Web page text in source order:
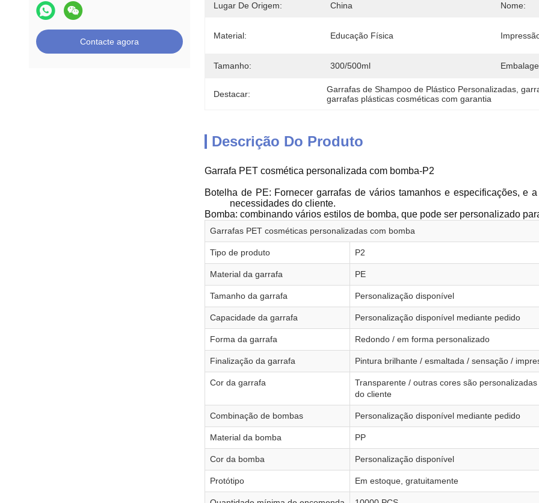
Contacte agora
Lugar De Origem: China Nome:
Material: Educação Física
Tamanho: 300/500ml
Destacar: Garrafas de Shampoo de Plástico Personalizadas ,
garrafas plásticas cosméticas com garantia
Descrição Do Produto
Garrafa PET cosmética personalizada com bomba-P2
Botelha de PE: Fornecer garrafas de vários tamanhos e especificações, e
necessidades do cliente.
Bomba: combinando vários estilos de bomba, que pode ser personalizado
Garrafas PET cosméticas personalizadas com bomba
Tipo de produto P2
Material da garrafa PE
Tamanho da garrafa Personalização disponível
Capacidade da garrafa Personalização disponível mediante pedido
Forma da garrafa Redondo / em forma personalizado
Finalização da garrafa Pintura brilhante / esmaltada / sensação /
Cor da garrafa
Transparente / outras cores são
do cliente
Combinação de bombas Personalização disponível mediante pedido
Material da bomba PP
Cor da bomba Personalização disponível
Protótipo Em estoque, gratuitamente